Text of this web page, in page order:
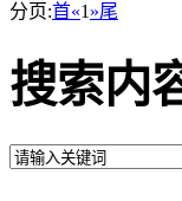
分页:首«1 »尾
搜索内